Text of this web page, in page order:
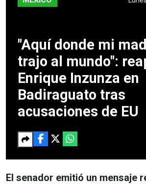
"Aquí donde mi
trajo al mundo":
Enrique Inzunza en
Badiraguato tras
acusaciones de EU
El senador emitió un mensaje